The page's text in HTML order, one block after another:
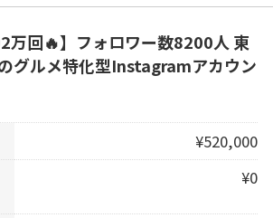
万回🔥】フォロワー数8200人 東
グルメ特化型Instagramアカウン
¥520,000
¥0